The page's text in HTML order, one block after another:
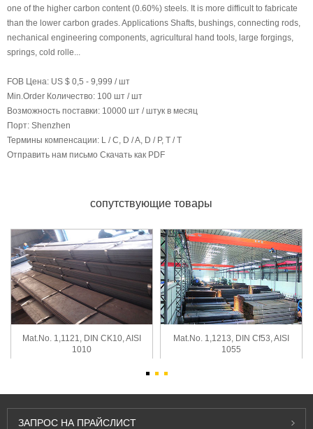
one of the higher carbon content (0.60%) steels. It is more difficult to fabricate
than the lower carbon grades. Applications Shafts, bushings, connecting rods,
nechanical engineering components, agricultural hand tools, large forgings,
springs, cold rolle...
FOB Цена: US $ 0,5 - 9,999 / шт
Min.Order Количество: 100 шт / шт
Возможность поставки: 10000 шт / штук в месяц
Порт: Shenzhen
Термины компенсации: L / C, D / A, D / P, T / T
Отправить нам письмо Скачать как PDF
сопутствующие товары
Mat.No. 1,1121, DIN CK10, AISI
1010
Mat.No. 1,1213, DIN Cf53, AISI
1055
ЗАПРОС НА ПРАЙСЛИСТ